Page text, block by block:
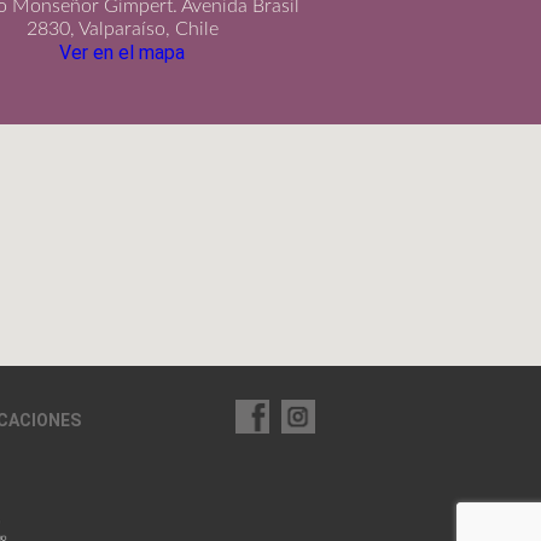
Monseñor Gimpert. Avenida Brasil
2830, Valparaíso, Chile
Ver en el mapa